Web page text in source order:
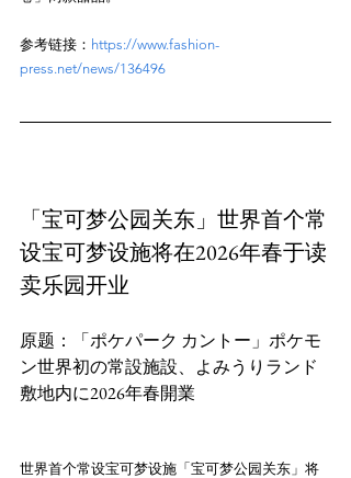
参考链接： https://www.fashion-
press.net/news/136496
「宝可梦公园关东」世界首个常
设宝可梦设施将在2026年春于读
卖乐园开业
原题：「ポケパーク カントー」ポケモ
ン世界初の常設施設、よみうりランド
世界首个常设宝可梦设施「宝可梦公园关东」将